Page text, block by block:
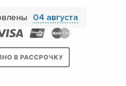
04 августа